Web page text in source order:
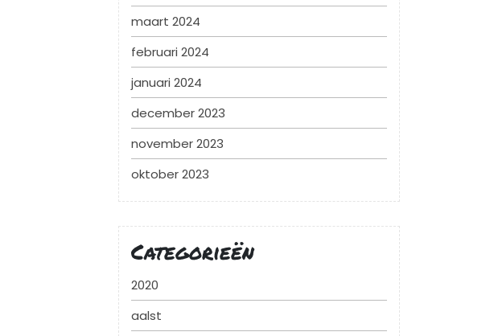
maart 2024
februari 2024
januari 2024
december 2023
november 2023
oktober 2023
Categorieën
2020
aalst